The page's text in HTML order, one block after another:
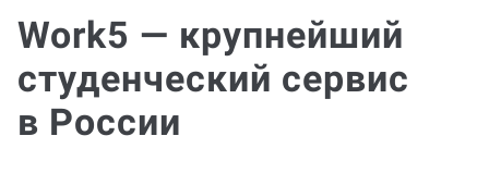
Work5 — крупнейший
студенческий сервис
в России